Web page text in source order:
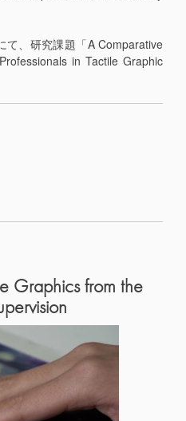
て、研究課題「A Comparative
in Tactile Graphic
Graphics from the